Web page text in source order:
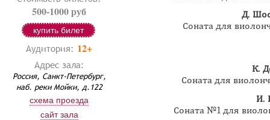
500-1000 руб
купить билет
Аудитория: 12+
Адрес зала:
Россия, Санкт-Петербург,
наб. реки Мойки, д.122
схема проезда
сайт зала
Д.
Соната для
К.
Соната для
И.
Соната №1 для